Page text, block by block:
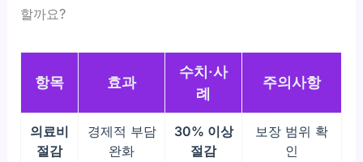
할까요?
항목 효과
수치·사
례
주의사항
의료비
절감
경제적 부담
완화
30% 이상
절감
보장 범위 확
인